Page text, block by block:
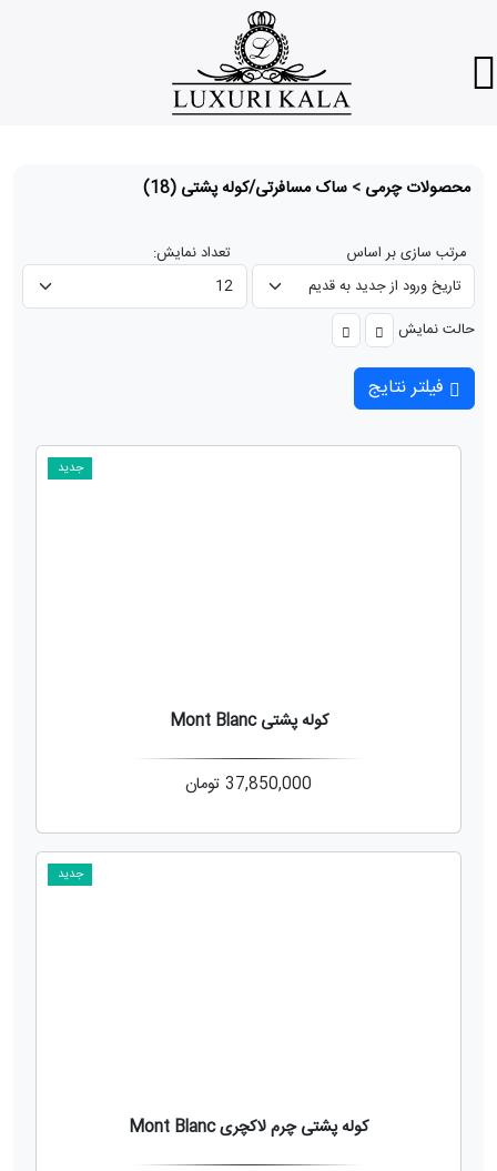
محصولات چرمی > ساک مسافرتی/کوله پشتی (18)
مرتب سازی بر اساس تعداد نمایش:
حالت نمایش
فیلتر نتایج
جدید
کوله پشتی Mont Blanc
37,850,000 تومان
جدید
کوله پشتی چرم لاکچری Mont Blanc